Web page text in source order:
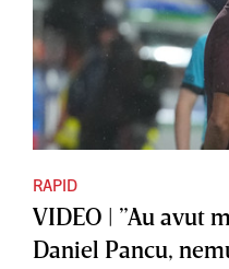
RAPID
VIDEO | ”Au avut
Daniel Pancu,